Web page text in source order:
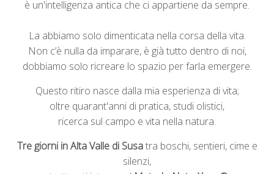
è un'intelligenza antica che ci appartiene da sempre.
La abbiamo solo dimenticata nella corsa della vita.
Non c’è nulla da imparare, è già tutto dentro di noi,
dobbiamo solo ricreare lo spazio per farla emergere.
Questo ritiro nasce dalla mia esperienza di vita;
oltre quarant'anni di pratica, studi olistici,
ricerca sul campo e vita nella natura.
Tre giorni in Alta Valle di Susatra boschi, sentieri, cime e
silenzi,